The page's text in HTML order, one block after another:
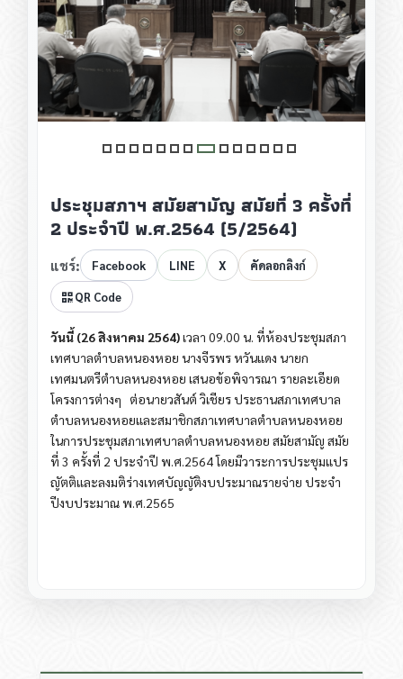
ประชุมสภาฯ สมัยสามัญ สมัยที่ 3 ครั้งที่
2 ประจำปี พ.ศ.2564 (5/2564)
แชร์: Facebook LINE X คัดลอกลิงก์
QR Code
วันนี้ (26 สิงหาคม 2564)เวลา 09.00 น. ที่ห้องประชุมสภา
เทศบาลตำบลหนองหอย นางจีรพร หวันแดง นายก
เทศมนตรีตำบลหนองหอย เสนอข้อพิจารณา รายละเอียด
โครงการต่างๆ ต่อนายวสันต์ วิเชียร ประธานสภาเทศบาล
ตำบลหนองหอยและสมาชิกสภาเทศบาลตำบลหนองหอย
ในการประชุมสภาเทศบาลตำบลหนองหอย สมัยสามัญ สมัย
ที่ 3 ครั้งที่ 2 ประจำปี พ.ศ.2564 โดยมีวาระการประชุมแปร
ญัตติและลงมติร่างเทศบัญญัติงบประมาณรายจ่าย ประจำ
ปีงบประมาณ พ.ศ.2565